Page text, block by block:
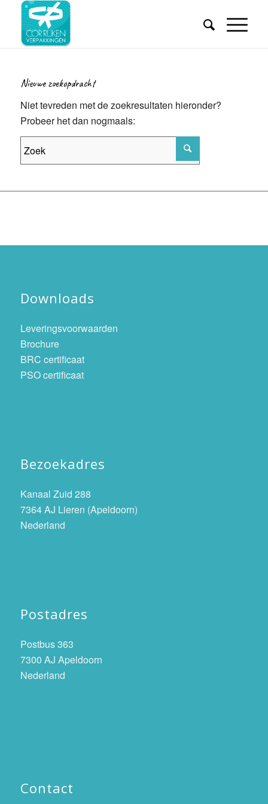
Nieuwe zoekopdracht
Niet tevreden met de zoekresultaten hieronder?
Probeer het dan nogmaals:
Downloads
Leveringsvoorwaarden
Brochure
BRC certificaat
PSO certificaat
Bezoekadres
Kanaal Zuid 288
7364 AJ Lieren (Apeldoorn)
Nederland
Postadres
Postbus 363
7300 AJ Apeldoorn
Nederland
Contact